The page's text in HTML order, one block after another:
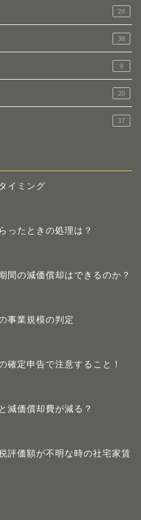
24
38
9
20
37
イミング
ったときの処理は？
間の減価償却はできるのか？
事業規模の判定
確定申告で注意すること！
減価償却費が減る？
評価額が不明な時の社宅家賃